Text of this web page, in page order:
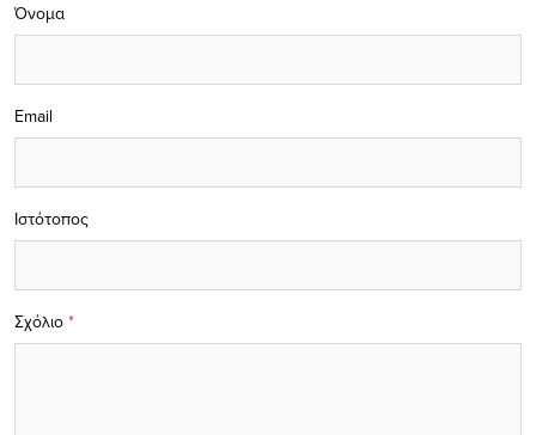
Σχόλιο *
Όνομα
Email
Ιστότοπος